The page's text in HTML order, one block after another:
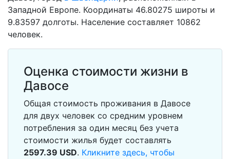
Западной Европе. Координаты 46.80275 широты и
9.83597 долготы. Население составляет 10862
человек.
Оценка стоимости жизни в
Давосе
Общая стоимость проживания в Давосе
для двух человек со средним уровнем
потребления за один месяц без учета
стоимости жилья будет составлять
2597.39 USD. Кликните здесь, чтобы